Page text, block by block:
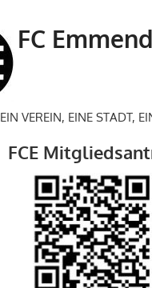
FC
EIN VEREIN, EINE STADT,
FCE